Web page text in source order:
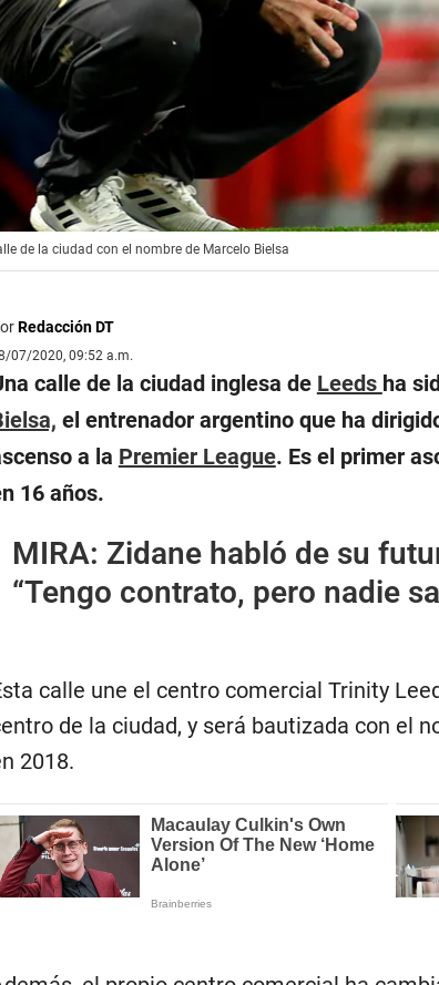
de la ciudad con el nombre de Marcelo Bielsa
Redacción DT
07/2020, 09:52 a.m.
calle de la ciudad inglesa de Leeds ha
el entrenador argentino que ha
a la Premier League. Es el primer
16 años.
MIRA: Zidane habló de su
“Tengo contrato, pero nadie
calle une el centro comercial Trinity
de la ciudad, y será bautizada con el
2018.